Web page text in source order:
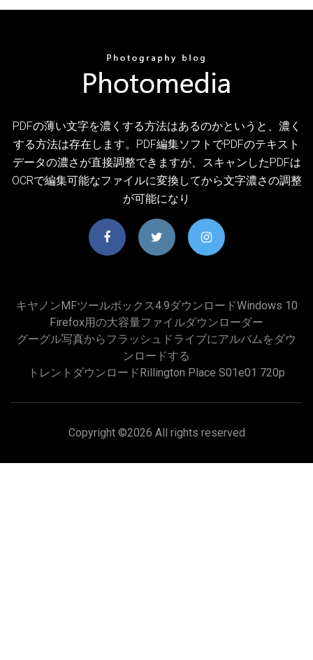
PDFの薄い文字を濃くする方法はあるのかというと、濃く
する方法は存在します。PDF編集ソフトでPDFのテキスト
データの濃さが直接調整できますが、スキャンしたPDFは
OCRで編集可能なファイルに変換してから文字濃さの調整
が可能になり
キヤノンMFツールボックス4.9ダウンロードWindows 10
Firefox用の大容量ファイルダウンローダー
グーグル写真からフラッシュドライブにアルバムをダウ
ンロードする
トレントダウンロードrillington Place S01e01 720p
Copyright ©2026 All rights reserved